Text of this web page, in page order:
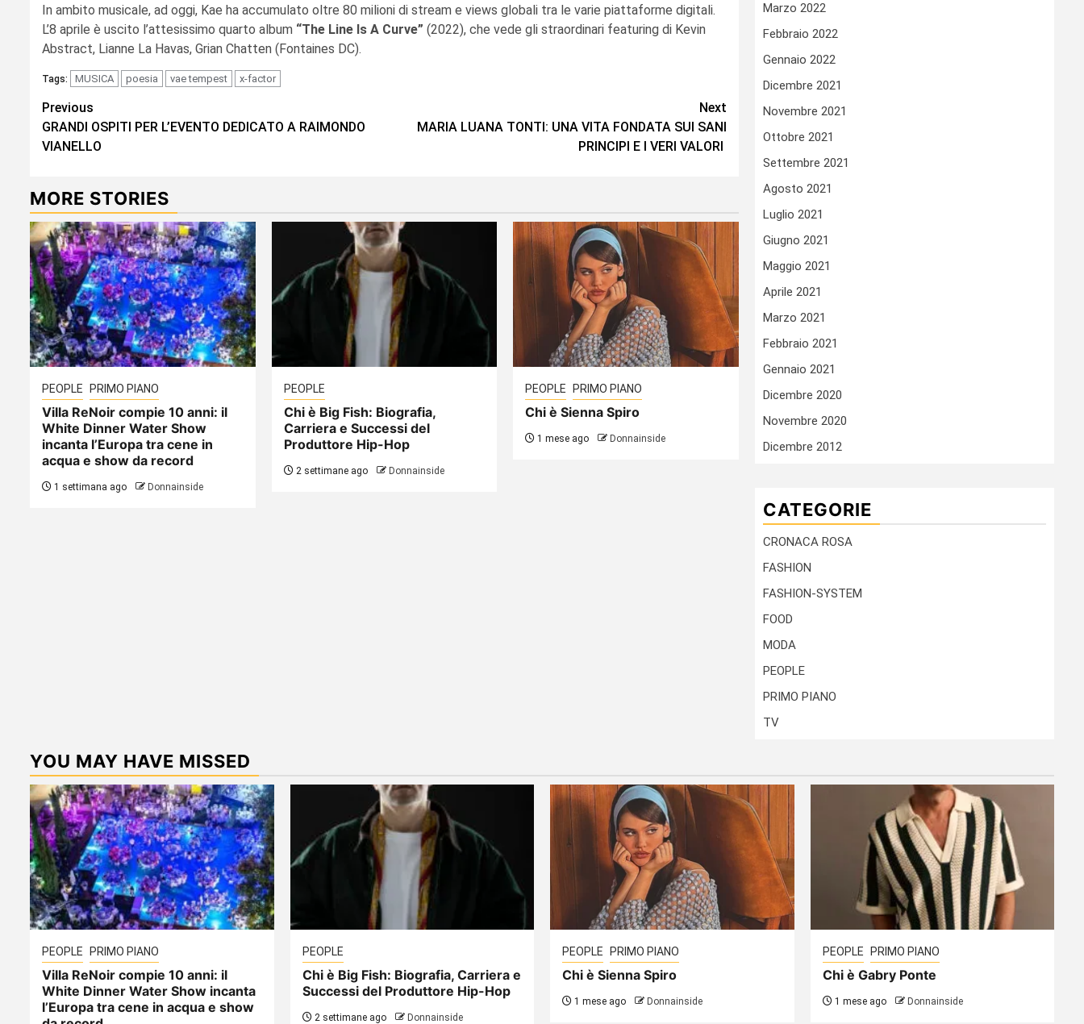
In ambito musicale, ad oggi, Kae ha accumulato oltre 80 milioni di stream e views globali tra le varie piattaforme digitali.
L’8 aprile è uscito l’attesissimo quarto album “The Line Is A Curve” (2022), che vede gli straordinari featuring di Kevin
Abstract, Lianne La Havas, Grian Chatten (Fontaines DC).
Tags: MUSICA poesia vae tempest x-factor
Continue
Reading
Previous
GRANDI OSPITI PER L’EVENTO DEDICATO A RAIMONDO
VIANELLO
Next
MARIA LUANA TONTI: UNA VITA FONDATA SUI SANI
PRINCIPI E I VERI VALORI
MORE STORIES
PEOPLE PRIMO PIANO
Villa ReNoir compie 10 anni: il
White Dinner Water Show
incanta l’Europa tra cene in
acqua e show da record
1 settimana ago Donnainside
PEOPLE
Chi è Big Fish: Biografia,
Carriera e Successi del
Produttore Hip-Hop
2 settimane ago Donnainside
PEOPLE PRIMO PIANO
Chi è Sienna Spiro
1 mese ago Donnainside
Marzo 2022
Febbraio 2022
Gennaio 2022
Dicembre 2021
Novembre 2021
Ottobre 2021
Settembre 2021
Agosto 2021
Luglio 2021
Giugno 2021
Maggio 2021
Aprile 2021
Marzo 2021
Febbraio 2021
Gennaio 2021
Dicembre 2020
Novembre 2020
Dicembre 2012
CATEGORIE
CRONACA ROSA
FASHION
FASHION-SYSTEM
FOOD
MODA
PEOPLE
PRIMO PIANO
TV
YOU MAY HAVE MISSED
PEOPLE PRIMO PIANO
Villa ReNoir compie 10 anni: il
White Dinner Water Show incanta
l’Europa tra cene in acqua e show
PEOPLE
Chi è Big Fish: Biografia, Carriera e
Successi del Produttore Hip-Hop
2 settimane ago Donnainside
PEOPLE PRIMO PIANO
Chi è Sienna Spiro
1 mese ago Donnainside
PEOPLE PRIMO PIANO
Chi è Gabry Ponte
1 mese ago Donnainside